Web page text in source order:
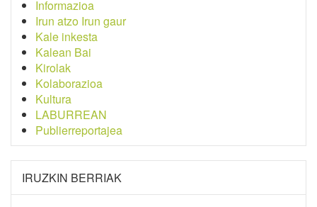
Informazioa
Irun atzo Irun gaur
Kale inkesta
Kalean Bai
Kirolak
Kolaborazioa
Kultura
LABURREAN
Publierreportajea
IRUZKIN BERRIAK